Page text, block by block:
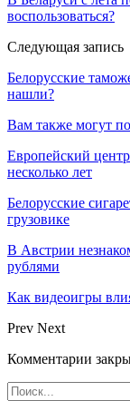
воспользоваться?
Следующая запись
Белорусские
нашли?
Вам также могут
Европейский
несколько лет
Белорусские
грузовике
В Австрии
рублями
Как видеоигры
Prev Next
Комментарии